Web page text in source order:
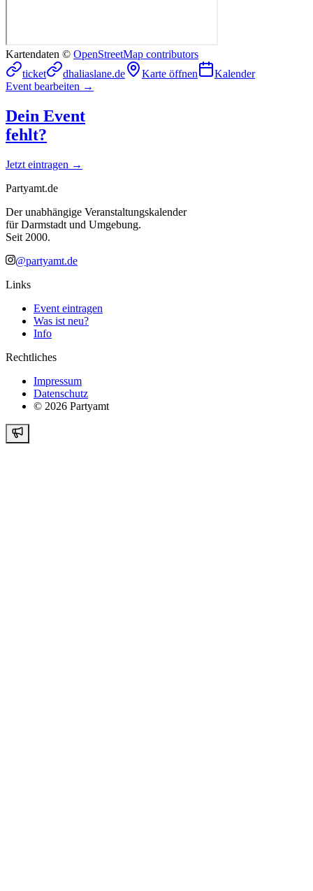
Kartendaten © OpenStreetMap contributors
ticket
dhaliaslane.de Karte öffnen
Kalender
Event bearbeiten →
Dein Event
fehlt?
Jetzt eintragen →
Partyamt.de
Der unabhängige Veranstaltungskalender
für Darmstadt und Umgebung.
Seit 2000.
@partyamt.de
Links
Event eintragen
Was ist neu?
Info
Rechtliches
Impressum
Datenschutz
© 2026 Partyamt